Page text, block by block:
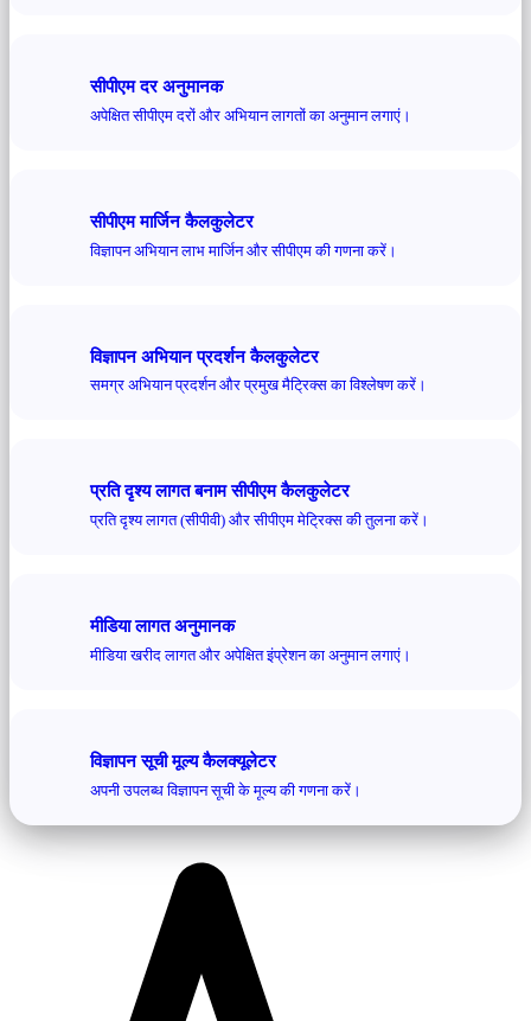
सीपीएम दर अनुमानक
अपेक्षित सीपीएम दरों और अभियान लागतों का अनुमान लगाएं।
सीपीएम मार्जिन कैलकुलेटर
विज्ञापन अभियान लाभ मार्जिन और सीपीएम की गणना करें।
विज्ञापन अभियान प्रदर्शन कैलकुलेटर
समग्र अभियान प्रदर्शन और प्रमुख मैट्रिक्स का विश्लेषण करें।
प्रति दृश्य लागत बनाम सीपीएम कैलकुलेटर
प्रति दृश्य लागत (सीपीवी) और सीपीएम मेट्रिक्स की तुलना करें।
मीडिया लागत अनुमानक
मीडिया खरीद लागत और अपेक्षित इंप्रेशन का अनुमान लगाएं।
विज्ञापन सूची मूल्य कैलक्यूलेटर
अपनी उपलब्ध विज्ञापन सूची के मूल्य की गणना करें।